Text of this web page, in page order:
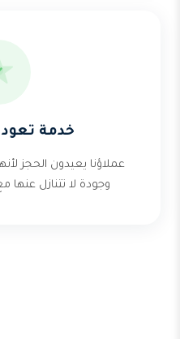
خدمة تعود
عملاؤنا يعيدون الحجز
وجودة لا تتنازل عنها